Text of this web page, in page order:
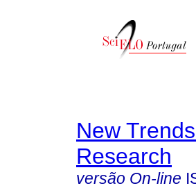
New
Research
versão On-line